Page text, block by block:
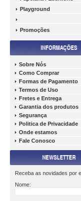
Playground
Promoções
Sobre Nós
Como Comprar
Formas de Pagamento
Termos de Uso
Fretes e Entrega
Garantia dos produtos
Segurança
Politica de Privacidade
Onde estamos
Fale Conosco
Receba as novidades por
Nome: